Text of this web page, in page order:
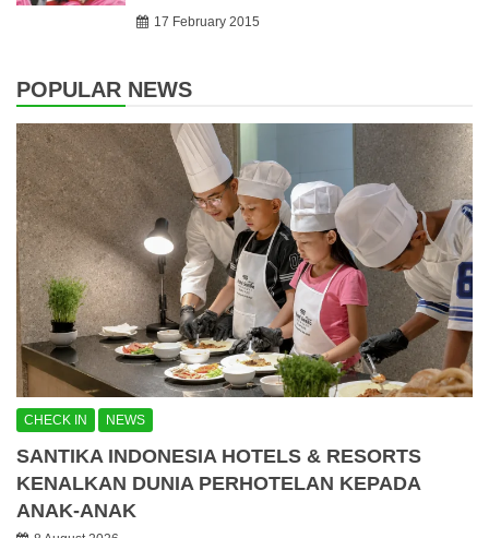
17 February 2015
POPULAR NEWS
CHECK IN NEWS
SANTIKA INDONESIA HOTELS & RESORTS
KENALKAN DUNIA PERHOTELAN KEPADA
ANAK-ANAK